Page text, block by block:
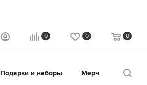
0 0 0
Подарки и наборы Мерч